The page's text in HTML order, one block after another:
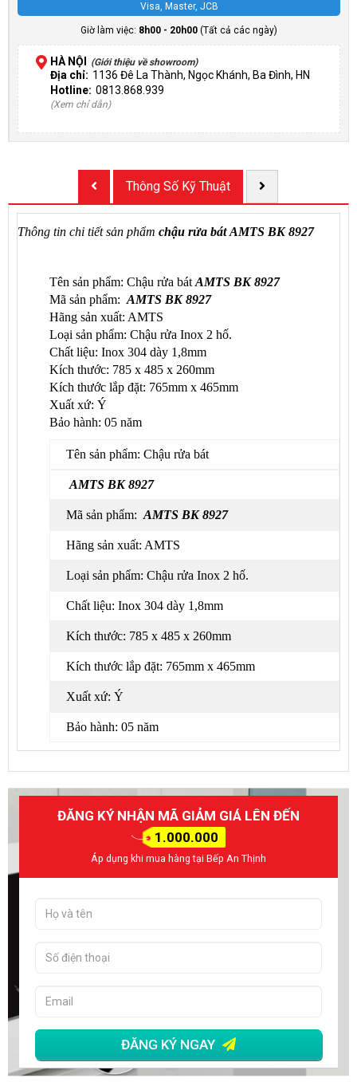
Visa, Master, JCB
Giờ làm việc: 8h00 - 20h00 (Tất cả các ngày)
HÀ NỘI (Giới thiệu về showroom)
Địa chỉ: 1136 Đê La Thành, Ngọc Khánh, Ba Đình, HN
Hotline: 0813.868.939
(Xem chỉ dẫn)
Thông Số Kỹ Thuật
Thông tin chi tiết sản phẩm chậu rửa bát AMTS BK 8927
Tên sản phẩm: Chậu rửa bát AMTS BK 8927
Mã sản phẩm:AMTS BK 8927
Hãng sản xuất: AMTS
Loại sản phẩm: Chậu rửa Inox 2 hố.
Chất liệu: Inox 304 dày 1,8mm
Kích thước: 785 x 485 x 260mm
Kích thước lắp đặt: 765mm x 465mm
Xuất xứ: Ý
Bảo hành: 05 năm
Tên sản phẩm: Chậu rửa bát
AMTS BK 8927
Mã sản phẩm:AMTS BK 8927
Hãng sản xuất: AMTS
Loại sản phẩm: Chậu rửa Inox 2 hố.
Chất liệu: Inox 304 dày 1,8mm
Kích thước: 785 x 485 x 260mm
Kích thước lắp đặt: 765mm x 465mm
Xuất xứ: Ý
Bảo hành: 05 năm
ĐĂNG KÝ NHẬN MÃ GIẢM GIÁ LÊN ĐẾN
1.000.000
Áp dụng khi mua hàng tại Bếp An Thịnh
ĐĂNG KÝ NGAY